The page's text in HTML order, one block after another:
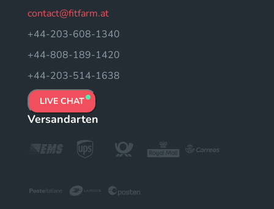
contact@fitfarm.at
+44-203-608-1340
+44-808-189-1420
+44-203-514-1638
LIVE CHAT
Versandarten